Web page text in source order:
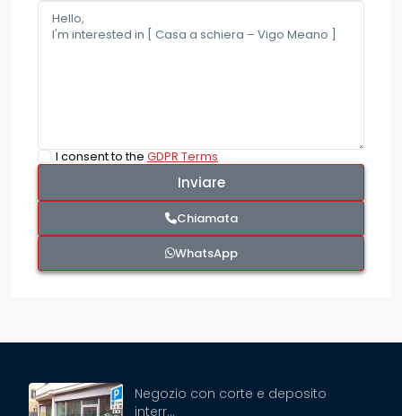
I consent to the GDPR Terms
Chiamata
WhatsApp
Negozio con corte e deposito
interr...